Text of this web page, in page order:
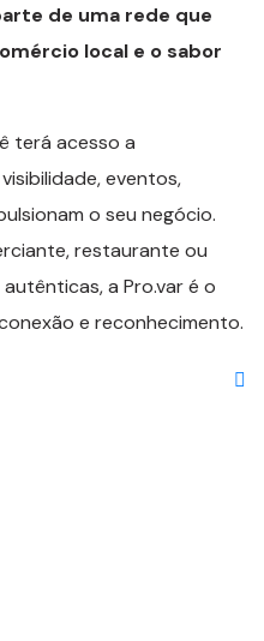
de uma rede que
local e o sabor
terá acesso a
eventos,
o seu negócio.
restaurante ou
a Pro.var é o
e reconhecimento.